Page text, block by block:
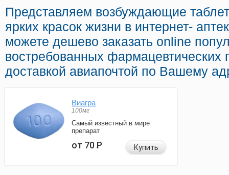
Представляем возбуждающие
ярких красок жизни в интернет-
можете дешево заказать online
востребованных фармацевтических
доставкой авиапочтой по Вашему
Виагра
100мг
Самый известный в мире
препарат
от 70Р Купить